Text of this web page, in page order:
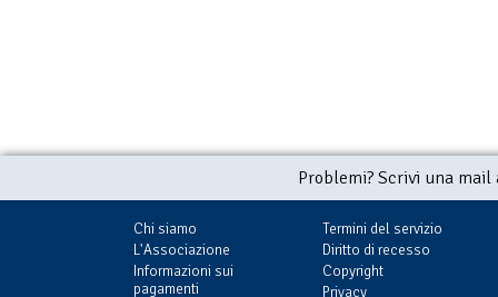
Problemi? Scrivi una
Chi siamo
L'Associazione
Informazioni sui
pagamenti
Termini del servizio
Diritto di recesso
Copyright
Privacy